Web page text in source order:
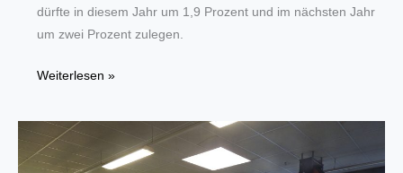
dürfte in diesem Jahr um 1,9 Prozent und im nächsten Jahr
um zwei Prozent zulegen.
Wirtschaftsexperten
Fortsetzung
des
Aufschwungs
Weiterlesen »